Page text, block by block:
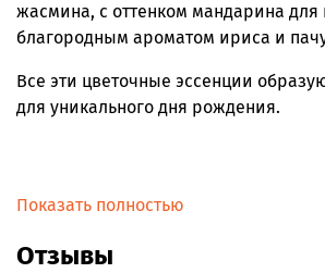
жасмина, с оттенком мандарина для
благородным ароматом ириса и
Все эти цветочные эссенции
для уникального дня рождения.
Показать полностью
Отзывы